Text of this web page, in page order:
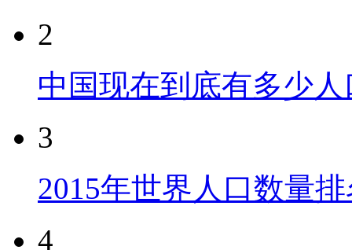
2
中国现在到底有多少
3
2015年世界人口数量
4